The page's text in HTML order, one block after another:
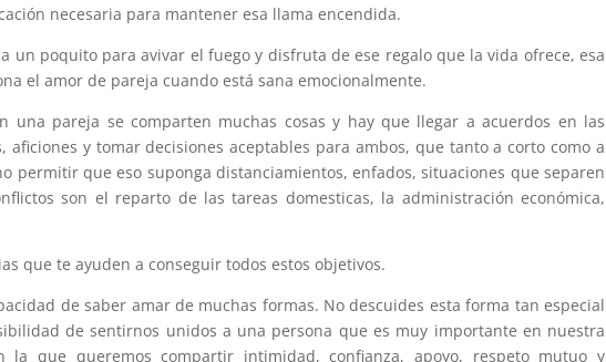
necesaria para mantener esa llama encendida.
un poquito para avivar el fuego y disfruta de ese regalo que la vida ofrece, esa
el amor de pareja cuando está sana emocionalmente.
una pareja se comparten muchas cosas y hay que llegar a acuerdos en las
aficiones y tomar decisiones aceptables para ambos, que tanto a corto como a
permitir que eso suponga distanciamientos, enfados, situaciones que separen
son el reparto de las tareas domesticas, la administración económica,
que te ayuden a conseguir todos estos objetivos.
de saber amar de muchas formas. No descuides esta forma tan especial
de sentirnos unidos a una persona que es muy importante en nuestra
la que queremos compartir intimidad, confianza, apoyo, respeto mutuo y